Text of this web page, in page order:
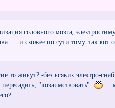
головного мозга,
.. и схожее по сути тому. так вот
то живут? -без всяких электро-
"позаимствовать"
.